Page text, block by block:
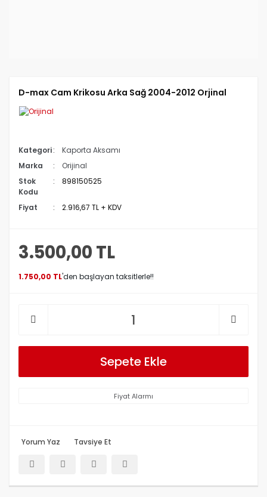
D-max Cam Krikosu Arka Sağ 2004-2012 Orjinal
Kategori
Kaporta Aksamı
Marka
Orijinal
Stok
Kodu
898150525
Fiyat 2.916,67 TL + KDV
3.500,00 TL
1.750,00 TL'den başlayan taksitlerle!!
Sepete Ekle
Fiyat Alarmı
Yorum Yaz Tavsiye Et